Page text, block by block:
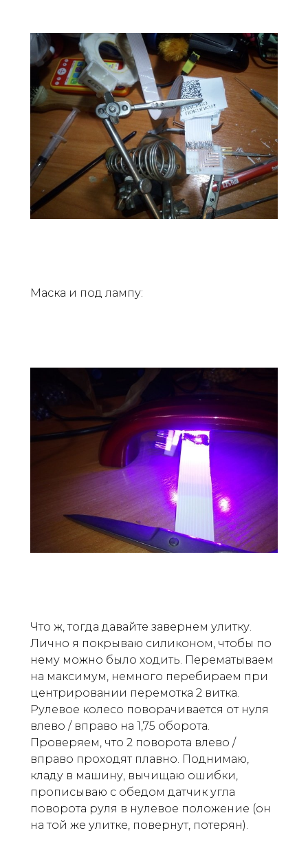
Маска и под лампу:
Что ж, тогда давайте завернем улитку.
Лично я покрываю силиконом, чтобы по
нему можно было ходить. Перематываем
на максимум, немного перебираем при
центрировании перемотка 2 витка.
Рулевое колесо поворачивается от нуля
влево / вправо на 1,75 оборота.
Проверяем, что 2 поворота влево /
вправо проходят плавно. Поднимаю,
кладу в машину, вычищаю ошибки,
прописываю с обедом датчик угла
поворота руля в нулевое положение (он
на той же улитке, повернут, потерян).